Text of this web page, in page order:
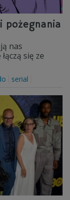
pożegnania
nas
się ze
serial